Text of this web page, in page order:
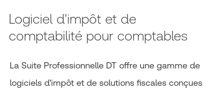
Logiciel d'impôt et de
comptabilité pour comptables
La Suite Professionnelle DT offre une gamme de
logiciels d'impôt et de solutions fiscales conçues